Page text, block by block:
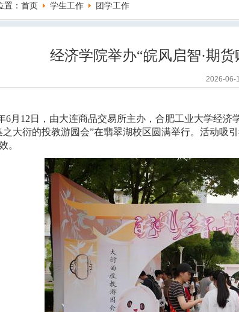
置： 首页 学生工作 团学工作
经济学院举办“皖风启智·期
2026-06-
6月 12 日，由大连商品交易所主办，合肥工业大学经济
之大衍的投教游园会”在翡翠湖校区圆满举行。活动吸
。